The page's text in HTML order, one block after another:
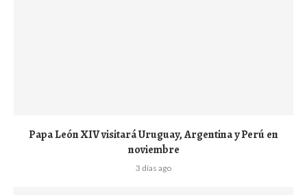
Papa León XIV visitará Uruguay, Argentina y Perú en
noviembre
3 días ago